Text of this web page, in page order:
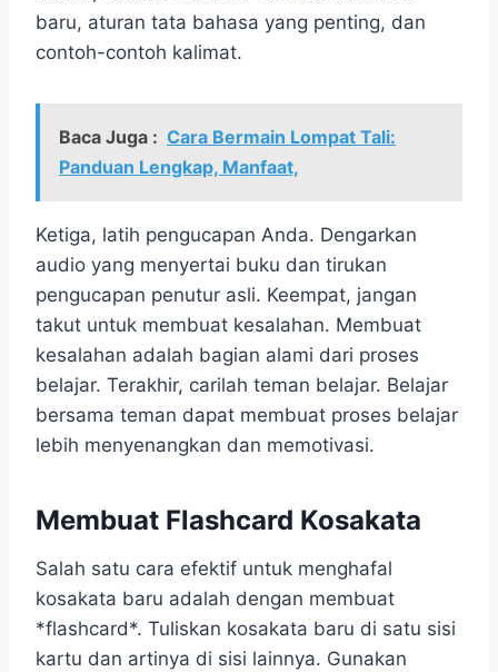
baru, aturan tata bahasa yang penting, dan
contoh-contoh kalimat.
Baca Juga : Cara Bermain Lompat Tali:
Panduan Lengkap, Manfaat,
Ketiga, latih pengucapan Anda. Dengarkan
audio yang menyertai buku dan tirukan
pengucapan penutur asli. Keempat, jangan
takut untuk membuat kesalahan. Membuat
kesalahan adalah bagian alami dari proses
belajar. Terakhir, carilah teman belajar. Belajar
bersama teman dapat membuat proses belajar
lebih menyenangkan dan memotivasi.
Membuat Flashcard Kosakata
Salah satu cara efektif untuk menghafal
kosakata baru adalah dengan membuat
*flashcard*. Tuliskan kosakata baru di satu sisi
kartu dan artinya di sisi lainnya. Gunakan